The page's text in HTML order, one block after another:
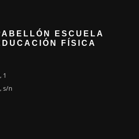
ESCUELA
FÍSICA
1
s/n